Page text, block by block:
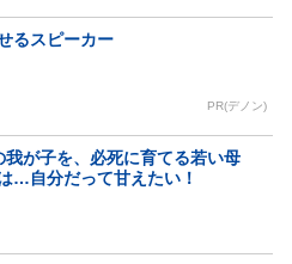
るスピーカー
PR(デノン)
我が子を、必死に育てる若い母
…自分だって甘えたい！